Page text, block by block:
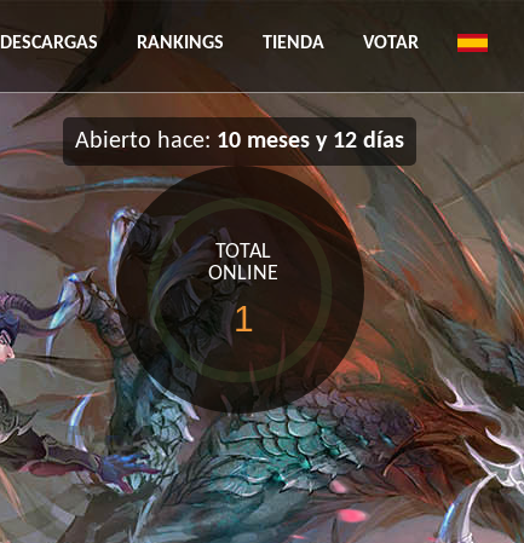
DESCARGAS RANKINGS TIENDA VOTAR
Abierto hace: 10 meses y 12 días
TOTAL
ONLINE
1